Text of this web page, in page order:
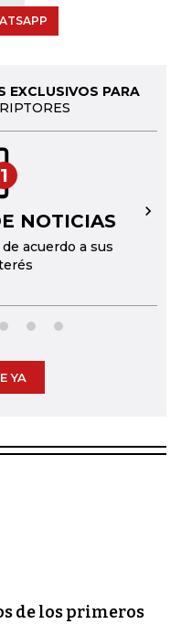
EXCLUSIVOS PARA
1
NOTICIAS
acuerdo a sus
→
YA
de los primeros